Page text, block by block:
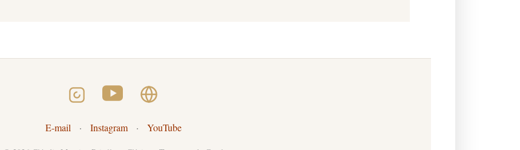
E-mail · Instagram · YouTube